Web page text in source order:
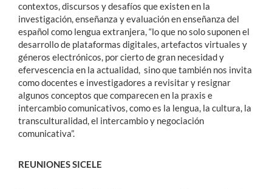
contextos, discursos y desafíos que existen en la
investigación, enseñanza y evaluación en enseñanza del
español como lengua extranjera, “lo que no solo suponen el
desarrollo de plataformas digitales, artefactos virtuales y
géneros electrónicos, por cierto de gran necesidad y
efervescencia en la actualidad, sino que también nos invita
como docentes e investigadores a revisitar y resignar
algunos conceptos que comparecen en la praxis e
intercambio comunicativos, como es la lengua, la cultura, la
transculturalidad, el intercambio y negociación
comunicativa”.
REUNIONES SICELE